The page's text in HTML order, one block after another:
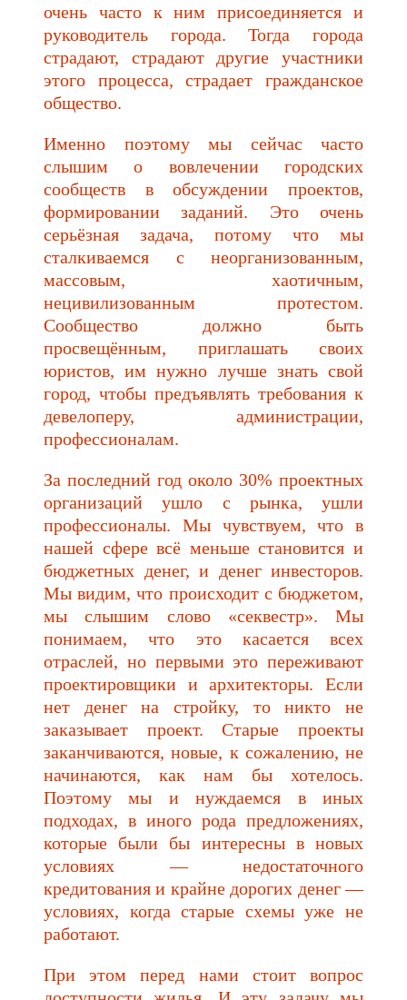
очень часто к ним присоединяется и
руководитель города. Тогда города
страдают, страдают другие участники
этого процесса, страдает гражданское
общество.
Именно поэтому мы сейчас часто
слышим о вовлечении городских
сообществ в обсуждении проектов,
формировании заданий. Это очень
серьёзная задача, потому что мы
сталкиваемся с неорганизованным,
массовым, хаотичным,
нецивилизованным протестом.
Сообщество должно быть
просвещённым, приглашать своих
юристов, им нужно лучше знать свой
город, чтобы предъявлять требования к
девелоперу, администрации,
профессионалам.
За последний год около 30% проектных
организаций ушло с рынка, ушли
профессионалы. Мы чувствуем, что в
нашей сфере всё меньше становится и
бюджетных денег, и денег инвесторов.
Мы видим, что происходит с бюджетом,
мы слышим слово «секвестр». Мы
понимаем, что это касается всех
отраслей, но первыми это переживают
проектировщики и архитекторы. Если
нет денег на стройку, то никто не
заказывает проект. Старые проекты
заканчиваются, новые, к сожалению, не
начинаются, как нам бы хотелось.
Поэтому мы и нуждаемся в иных
подходах, в иного рода предложениях,
которые были бы интересны в новых
условиях — недостаточного
кредитования и крайне дорогих денег —
условиях, когда старые схемы уже не
работают.
При этом перед нами стоит вопрос